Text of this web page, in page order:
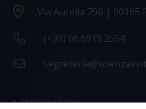
Via Aurelia 796 | 00165
(+39) 06.6819.2554
IL CENTRO STUDI